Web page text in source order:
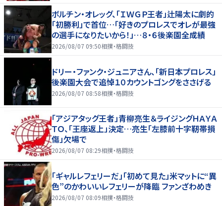
ボルチン・オレッグ、「ＩＷＧＰ王者」辻陽太に劇的
「初勝利」で首位…「好きのプロレスでオレが最強
の選手になりたいから！」…８・６後楽園全成績
2026/08/07 09:50相撲・格闘技
ドリー・ファンク・ジュニアさん、「新日本プロレス」
後楽園大会で追悼１０カウントゴングをささげる
2026/08/07 08:58相撲・格闘技
「アジアタッグ王者」青柳亮生＆ライジングＨＡＹＡ
ＴＯ、「王座返上」決定…亮生「左膝前十字靭帯損
傷」欠場で
2026/08/07 08:29相撲・格闘技
「ギャルレフェリーだ」「初めて見た」米マットに“異
色”のかわいいレフェリーが降臨 ファンざわめき
2026/08/07 08:09相撲・格闘技